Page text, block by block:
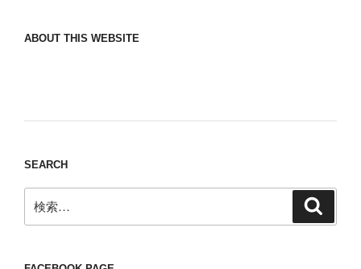
ABOUT THIS WEBSITE
SEARCH
索: